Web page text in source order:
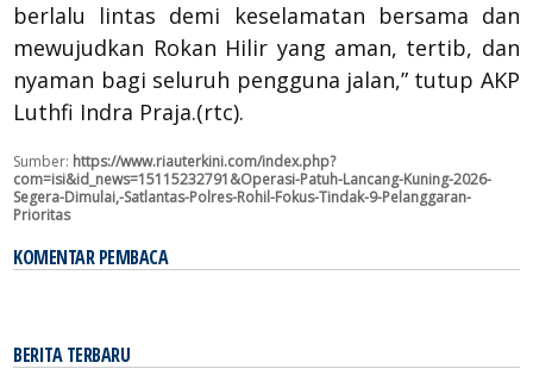
berlalu lintas demi keselamatan bersama dan
mewujudkan Rokan Hilir yang aman, tertib, dan
nyaman bagi seluruh pengguna jalan,” tutup AKP
Luthfi Indra Praja.(rtc).
Sumber: https://www.riauterkini.com/index.php?
com=isi&id_news=15115232791&Operasi-Patuh-Lancang-Kuning-2026-
Segera-Dimulai,-Satlantas-Polres-Rohil-Fokus-Tindak-9-Pelanggaran-
Prioritas
KOMENTAR PEMBACA
BERITA TERBARU